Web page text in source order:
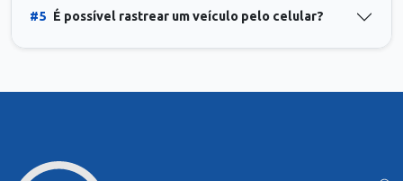
#5 É possível rastrear um veículo pelo celular?